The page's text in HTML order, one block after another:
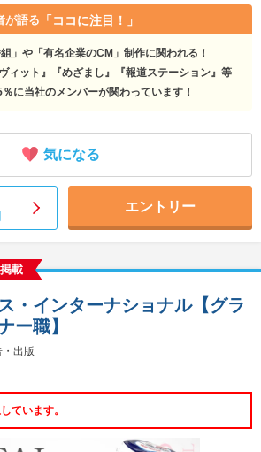
が語る 「ココに注目！」
」や「有名企業のCM」制作に関われる！
ィット』『めざまし』『報道ステーション』等
に当社のメンバーが関わっています！
気になる
エントリー
載
出版
・インターナショナル【グラ
ー職】
ています。